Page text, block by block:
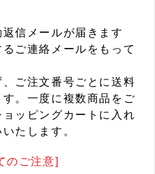
信メールが届きます
ご連絡メールをもって
ご注文番号ごとに送料
。一度に複数商品をご
ッピングカートに入れ
たします。
のご注意]